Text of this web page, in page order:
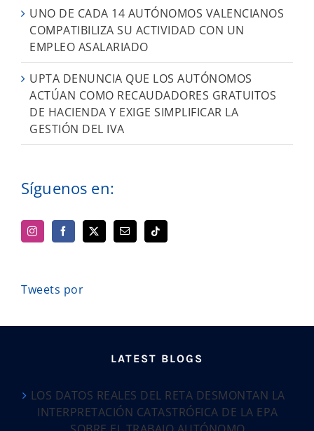
UNO DE CADA 14 AUTÓNOMOS VALENCIANOS
COMPATIBILIZA SU ACTIVIDAD CON UN
EMPLEO ASALARIADO
UPTA DENUNCIA QUE LOS AUTÓNOMOS
ACTÚAN COMO RECAUDADORES GRATUITOS
DE HACIENDA Y EXIGE SIMPLIFICAR LA
GESTIÓN DEL IVA
Síguenos en:
Tweets por
LATEST BLOGS
LOS DATOS REALES DEL RETA DESMONTAN LA
INTERPRETACIÓN CATASTRÓFICA DE LA EPA